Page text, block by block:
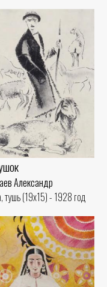
Александр
тушь (19x15) - 1928 год